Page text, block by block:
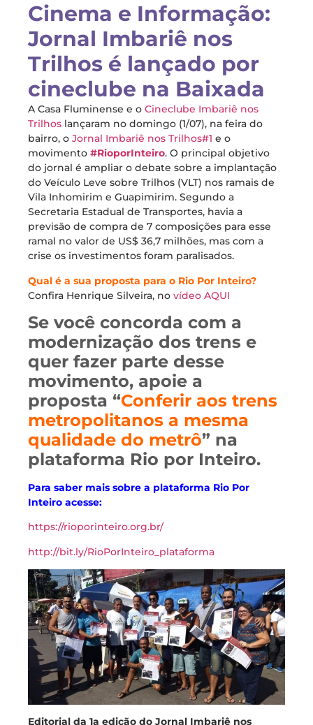
Cinema e Informação:
Jornal Imbariê nos
Trilhos é lançado por
cineclube na Baixada
A Casa Fluminense e o Cineclube Imbariê nos
Trilhos lançaram no domingo (1/07), na feira do
bairro, o Jornal Imbariê nos Trilhos#1 e o
movimento #RioporInteiro. O principal objetivo
do jornal é ampliar o debate sobre a implantação
do Veículo Leve sobre Trilhos (VLT) nos ramais de
Vila Inhomirim e Guapimirim. Segundo a
Secretaria Estadual de Transportes, havia a
previsão de compra de 7 composições para esse
ramal no valor de US$ 36,7 milhões, mas com a
crise os investimentos foram paralisados.
Qual é a sua proposta para o Rio Por Inteiro?
Confira Henrique Silveira, no vídeo AQUI
Se você concorda com a
modernização dos trens e
quer fazer parte desse
movimento, apoie a
proposta “Conferir aos trens
metropolitanos a mesma
qualidade do metrô” na
plataforma Rio por Inteiro.
Para saber mais sobre a plataforma Rio Por
Inteiro acesse:
https://rioporinteiro.org.br/
http://bit.ly/RioPorInteiro_plataforma
Editorial da 1a edição do Jornal Imbariê nos